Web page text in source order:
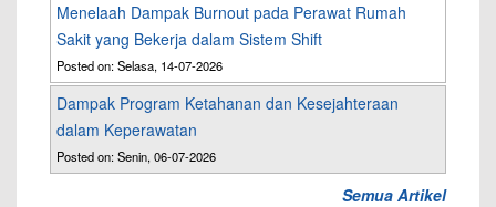
Menelaah Dampak Burnout pada Perawat Rumah
Sakit yang Bekerja dalam Sistem Shift
Posted on: Selasa, 14-07-2026
Dampak Program Ketahanan dan Kesejahteraan
dalam Keperawatan
Posted on: Senin, 06-07-2026
Semua Artikel